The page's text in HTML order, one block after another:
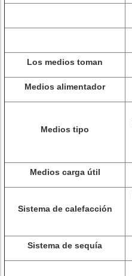
Los medios toman
Medios alimentador
Medios tipo
Medios carga útil
Sistema de calefacción
Sistema de sequía